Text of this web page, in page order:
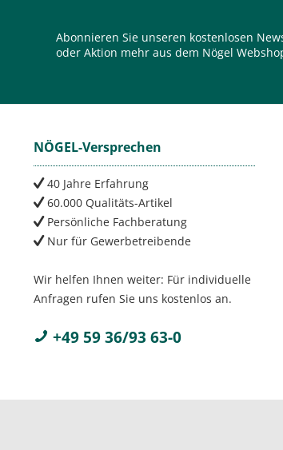
Abonnieren Sie unseren kostenlosen
oder Aktion mehr aus dem Nögel
NÖGEL-Versprechen
40 Jahre Erfahrung
60.000 Qualitäts-Artikel
Persönliche Fachberatung
Nur für Gewerbetreibende
Wir helfen Ihnen weiter: Für individuelle
Anfragen rufen Sie uns kostenlos an.
+49 59 36/93 63-0